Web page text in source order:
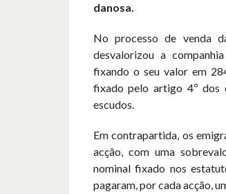
danosa.
No processo de venda
desvalorizou a
fixando o seu valor em
fixado pelo artigo 4º dos
escudos.
Em contrapartida, os
acção, com uma
nominal fixado nos
pagaram, por cada acção,